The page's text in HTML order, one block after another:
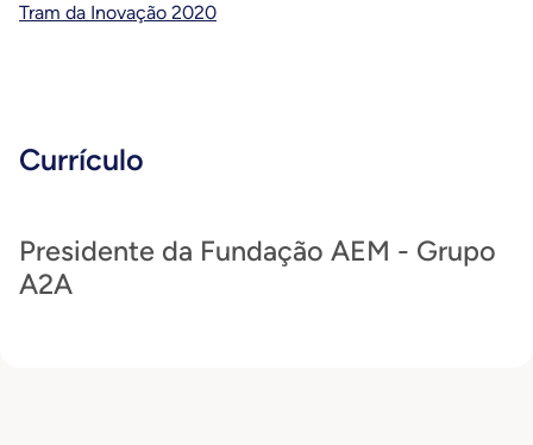
Tram da Inovação 2020
Currículo
Presidente da Fundação AEM - Grupo
A2A